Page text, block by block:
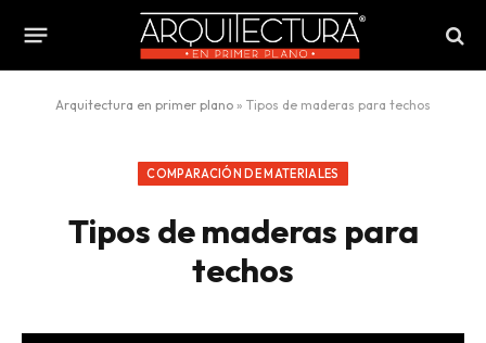
Arquitectura en primer plano » Tipos de maderas para techos
COMPARACIÓN DE MATERIALES
Tipos de maderas para
techos